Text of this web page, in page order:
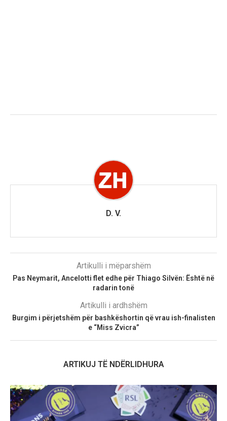
D. V.
Artikulli i mëparshëm
Pas Neymarit, Ancelotti flet edhe për Thiago Silvën: Është në
radarin tonë
Artikulli i ardhshëm
Burgim i përjetshëm për bashkëshortin që vrau ish-finalisten
e “Miss Zvicra”
ARTIKUJ TË NDËRLIDHURA